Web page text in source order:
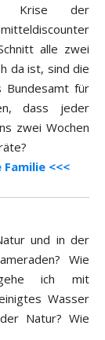
Krise der
alle zwei
da ist, sind die
Bundesamt für
dass jeder
zwei Wochen
<<<
und in der
Wie
gehe ich mit
Wasser
Natur? Wie